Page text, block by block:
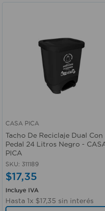
CASA PICA
Tacho De Reciclaje Dual Con
Pedal 24 Litros Negro -
PICA
SKU: 311189
$17,35
Incluye IVA
Hasta 1x $17,35 sin interés